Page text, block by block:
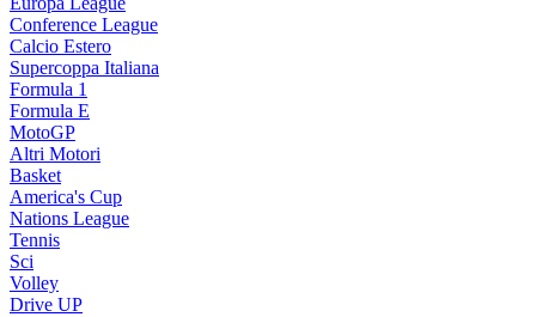
Conference League
Calcio Estero
Supercoppa Italiana
Formula 1
Formula E
MotoGP
Altri Motori
Basket
America's Cup
Nations League
Tennis
Sci
Volley
Drive UP